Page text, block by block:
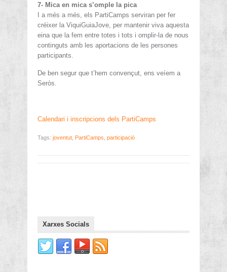
7- Mica en mica s’omple la pica
I a més a més, els PartiCamps serviran per fer
créixer la ViquiGuiaJove, per mantenir viva aquesta
eina que la fem entre totes i tots i omplir-la de nous
continguts amb les aportacions de les persones
participants.
De ben segur que t’hem convençut, ens veíem a
Seròs.
Calendari i inscripcions dels PartiCamps
Tags: joventut PartiCamps participació
Xarxes Socials